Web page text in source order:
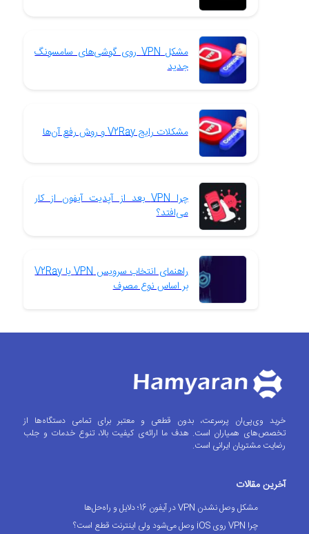
مشکل VPN روی گوشی‌های سامسونگ
جدید
مشکلات رایج V2Ray و روش رفع آن‌ها
چرا VPN بعد از آپدیت آیفون از کار
می‌افتد؟
راهنمای انتخاب سرویس VPN یا V2Ray
بر اساس نوع مصرف
خرید وی‌پی‌ان پرسرعت، بدون قطعی و معتبر برای تمامی دستگاه‌ها از
تخصص‌های همیاران است. هدف ما ارائه‌ی کیفیت بالا، تنوع خدمات و جلب
رضایت مشتریان ایرانی است.
آخرین مقالات
مشکل وصل نشدن VPN در آیفون 16؛ دلایل و راه‌حل‌ها
چرا VPN روی iOS وصل می‌شود ولی اینترنت قطع است؟